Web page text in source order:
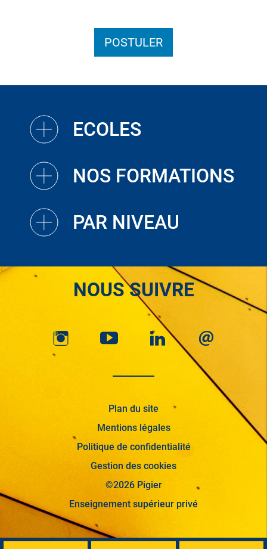
POSTULER
ECOLES
NOS FORMATIONS
PAR NIVEAU
NOUS SUIVRE
Plan du site
Mentions légales
Politique de confidentialité
Gestion des cookies
©2026 Pigier
Enseignement supérieur privé